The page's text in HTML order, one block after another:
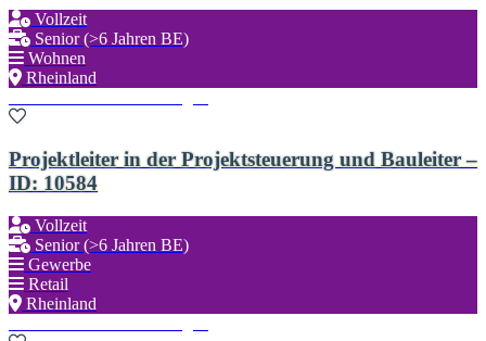
Vollzeit
Senior (>6 Jahren BE)
Wohnen
Rheinland
Projektleiter in der Projektsteuerung und Bauleiter –
ID: 10584
Vollzeit
Senior (>6 Jahren BE)
Gewerbe
Retail
Rheinland